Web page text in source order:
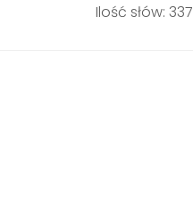
Ilość słów: 337